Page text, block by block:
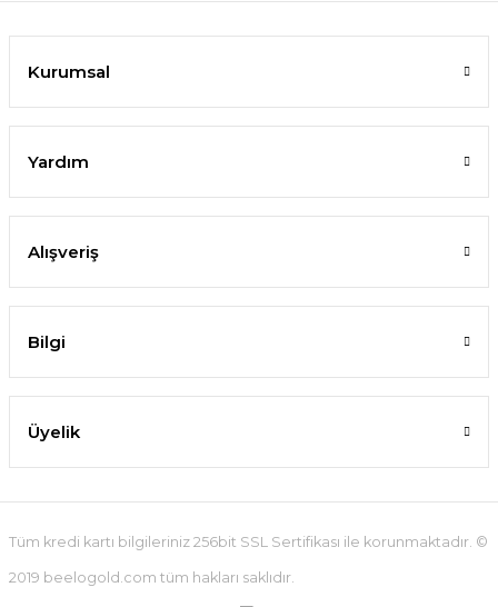
Kurumsal
Yardım
Alışveriş
Bilgi
Üyelik
Tüm kredi kartı bilgileriniz 256bit SSL Sertifikası ile korunmaktadır. ©
2019 beelogold.com tüm hakları saklıdır.